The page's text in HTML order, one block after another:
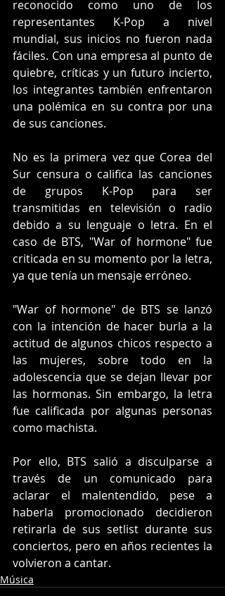
reconocido como uno de los
representantes K-Pop a nivel
mundial, sus inicios no fueron nada
fáciles. Con una empresa al punto de
quiebre, críticas y un futuro incierto,
los integrantes también enfrentaron
una polémica en su contra por una
de sus canciones.
No es la primera vez que Corea del
Sur censura o califica las canciones
de grupos K-Pop para ser
transmitidas en televisión o radio
debido a su lenguaje o letra. En el
caso de BTS, "War of hormone" fue
criticada en su momento por la letra,
ya que tenía un mensaje erróneo.
"War of hormone" de BTS se lanzó
con la intención de hacer burla a la
actitud de algunos chicos respecto a
las mujeres, sobre todo en la
adolescencia que se dejan llevar por
las hormonas. Sin embargo, la letra
fue calificada por algunas personas
como machista.
Por ello, BTS salió a disculparse a
través de un comunicado para
aclarar el malentendido, pese a
haberla promocionado decidieron
retirarla de sus setlist durante sus
conciertos, pero en años recientes la
volvieron a cantar.
Música